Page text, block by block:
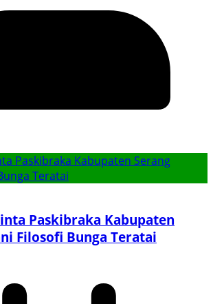
Paskibraka Kabupaten
Filosofi Bunga Teratai